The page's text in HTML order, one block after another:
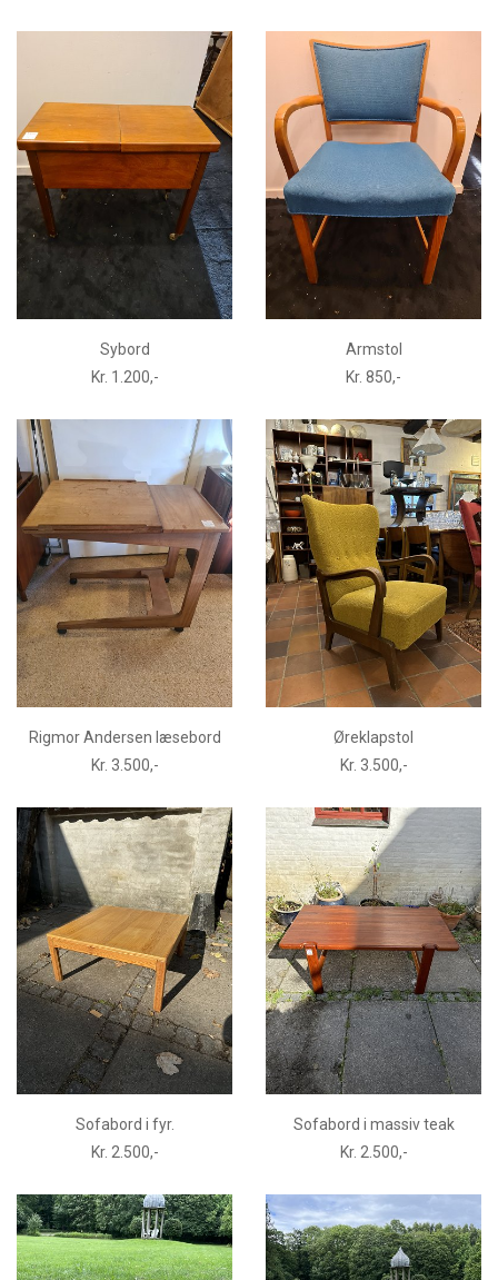
Sybord
Kr. 1.200,-
Armstol
Kr. 850,-
Rigmor Andersen læsebord
Kr. 3.500,-
Øreklapstol
Kr. 3.500,-
Sofabord i fyr.
Kr. 2.500,-
Sofabord i massiv teak
Kr. 2.500,-